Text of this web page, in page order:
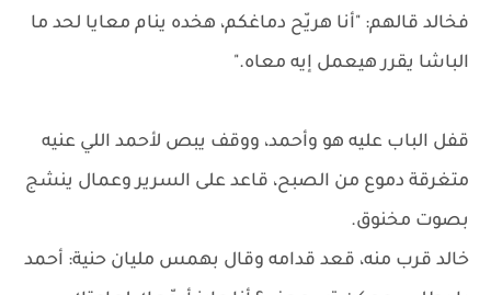
فخالد قالهم: "أنا هريّح دماغكم، هخده ينام معايا لحد ما
الباشا يقرر هيعمل إيه معاه."
قفل الباب عليه هو وأحمد، ووقف يبص لأحمد اللي عنيه
متغرقة دموع من الصبح، قاعد على السرير وعمال ينشج
بصوت مخنوق.
خالد قرب منه، قعد قدامه وقال بهمس مليان حنية: أحمد